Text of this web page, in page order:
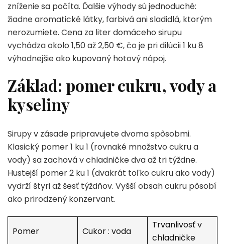
zníženie sa počíta. Ďalšie výhody sú jednoduché:
žiadne aromatické látky, farbivá ani sladidlá, ktorým
nerozumiete. Cena za liter domáceho sirupu
vychádza okolo 1,50 až 2,50 €, čo je pri dilúcii 1 ku 8
výhodnejšie ako kupovaný hotový nápoj.
Základ: pomer cukru, vody a
kyseliny
Sirupy v zásade pripravujete dvoma spôsobmi.
Klasický pomer 1 ku 1 (rovnaké množstvo cukru a
vody) sa zachová v chladničke dva až tri týždne.
Hustejší pomer 2 ku 1 (dvakrát toľko cukru ako vody)
vydrží štyri až šesť týždňov. Vyšší obsah cukru pôsobí
ako prirodzený konzervant.
Pomer Cukor : voda
Trvanlivosť v
chladničke